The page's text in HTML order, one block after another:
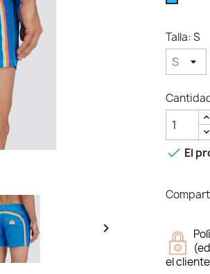

Talla: S
 El
el